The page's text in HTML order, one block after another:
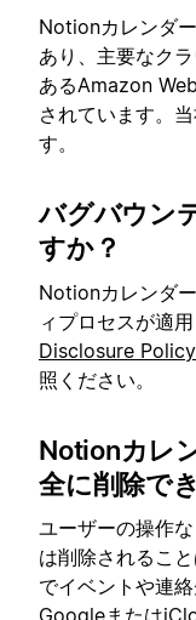
Notionカレンダ
あり、主要なク
あるAmazon
されています。
す。
バグバウン
すか？
Notionカレンダ
ィプロセスが適
Disclosure Policy
照ください。
Notionカレ
全に削除で
ユーザーの操作
は削除されるこ
でイベントや連
Googleまたは